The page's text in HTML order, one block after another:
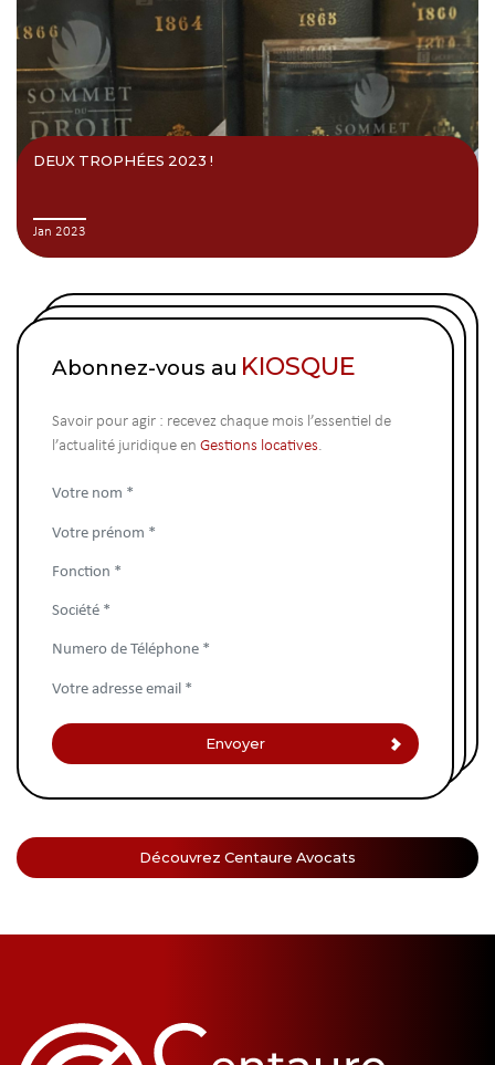
DEUX TROPHÉES 2023 !
Jan 2023
Abonnez-vous au KIOSQUE
Savoir pour agir : recevez chaque mois l’essentiel de
l’actualité juridique en Gestions locatives.
Découvrez Centaure Avocats